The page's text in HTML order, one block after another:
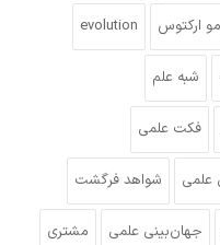
ارکتوس evolution
شبه علم
فکت علمی
علمی شواهد فرگشت
جهان‌بینی علمی مشتری